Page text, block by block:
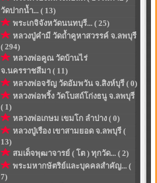
วัดปากน้ำ... ( 13)
พระเกจิจังหวัดนนทบุรี... ( 25)
หลวงปู่คำมี วัดถ้ำคูหาสวรรค์ จ.ลพบุรี
( 294)
หลวงพ่อคูณ วัดบ้านไร่
จ.นครราชสีมา ( 11)
หลวงพ่อจรัญ วัดอัมพวัน จ.สิงห์บุรี ( 0)
หลวงพ่อพริ้ง วัดโบสถ์โก่งธนู จ.ลพบุรี
( 1)
หลวงพ่อเกษม เขมโก ลำปาง ( 0)
หลวงปู่เรือง เขาสามยอด จ.ลพบุรี (
13)
สมเด็จพุฒาจารย์ ( โต ) ทุกวัด... ( 2)
พระมหากษัตริย์และบุคคลสำคัญ... (
7)